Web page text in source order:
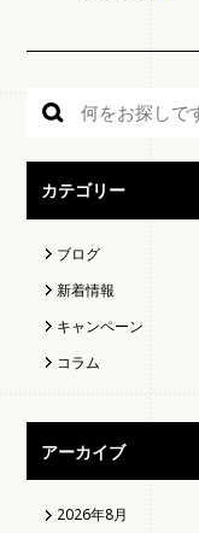
カテゴリー
ブログ
新着情報
キャンペーン
コラム
アーカイブ
2026年8月